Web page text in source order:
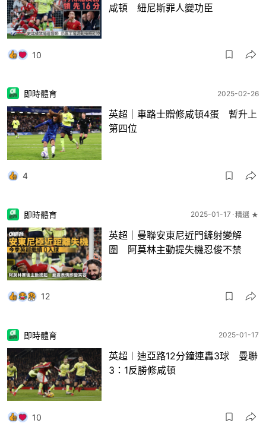
咸頓 紐尼斯罪人變功臣
10
即時體育 2025-02-26
英超｜車路士贈修咸頓4蛋 暫升上
第四位
4
即時體育 2025-01-17 精選 ★
英超｜曼聯安東尼近門鏟射變解
圍 阿莫林主動提失機忍俊不禁
12
即時體育 2025-01-17
英超︱迪亞路12分鐘連轟3球 曼聯
3：1反勝修咸頓
10